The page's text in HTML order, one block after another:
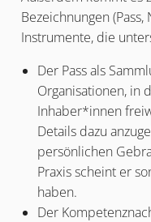
Bezeichnungen
Instrumente, die
Der Pass als
Organisationen, in
Inhaber*innen
Details dazu
persönlichen
Praxis scheint er
haben.
Der